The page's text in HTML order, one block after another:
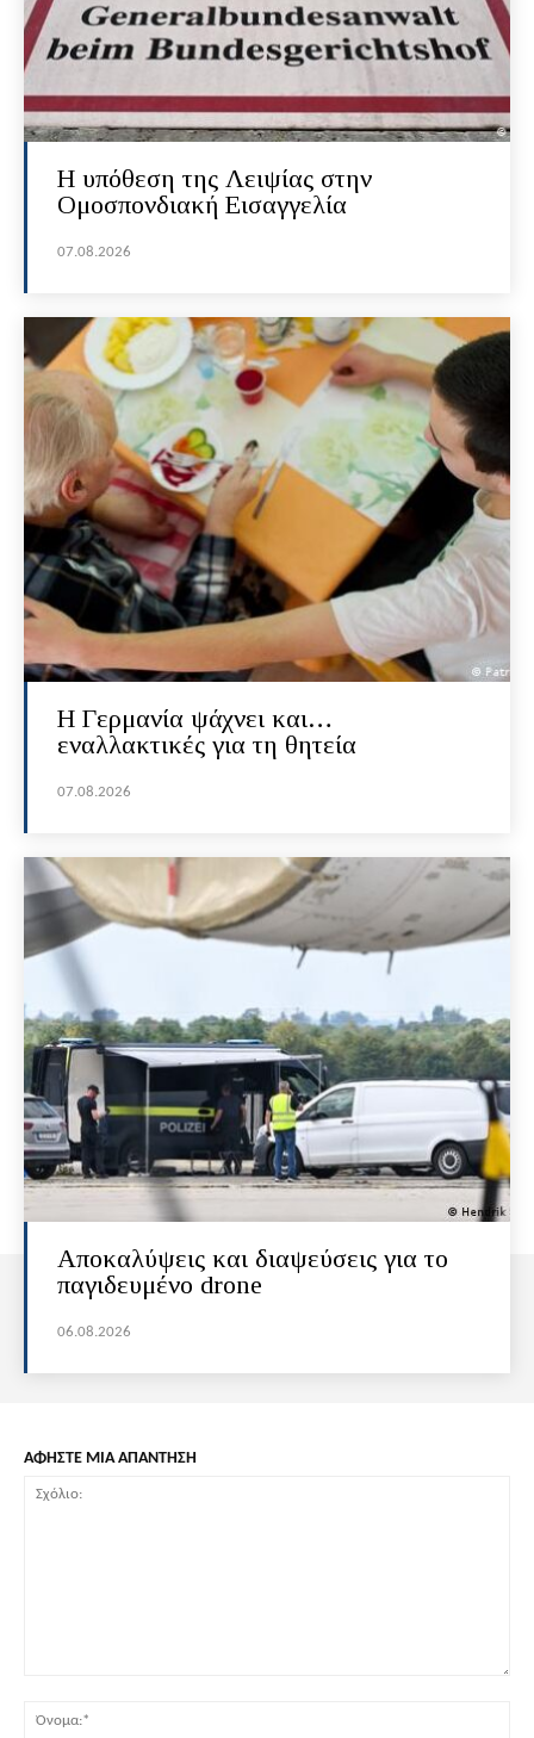
Η υπόθεση της Λειψίας στην
Ομοσπονδιακή Εισαγγελία
07.08.2026
H Γερμανία ψάχνει και…
εναλλακτικές για τη θητεία
07.08.2026
Αποκαλύψεις και διαψεύσεις για το
παγιδευμένο drone
06.08.2026
ΑΦΗΣΤΕ ΜΙΑ ΑΠΑΝΤΗΣΗ